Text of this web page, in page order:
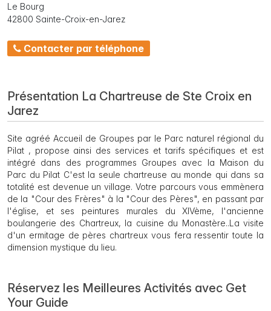
Le Bourg
42800 Sainte-Croix-en-Jarez
Contacter par téléphone
Présentation La Chartreuse de Ste Croix en
Jarez
Site agréé Accueil de Groupes par le Parc naturel régional du
Pilat , propose ainsi des services et tarifs spécifiques et est
intégré dans des programmes Groupes avec la Maison du
Parc du Pilat C'est la seule chartreuse au monde qui dans sa
totalité est devenue un village. Votre parcours vous emmènera
de la "Cour des Frères" à la "Cour des Pères", en passant par
l'église, et ses peintures murales du XIVème, l'ancienne
boulangerie des Chartreux, la cuisine du Monastère..La visite
d'un ermitage de pères chartreux vous fera ressentir toute la
dimension mystique du lieu.
Réservez les Meilleures Activités avec Get
Your Guide